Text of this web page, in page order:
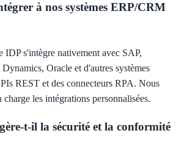
à nos systèmes ERP/CRM
IDP s'intègre nativement avec SAP,
Oracle et d'autres systèmes
REST et des connecteurs RPA. Nous
charge les intégrations personnalisées.
t-il la sécurité et la conformité